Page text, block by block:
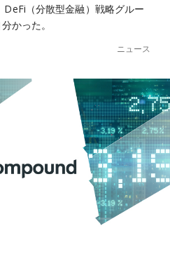
DeFi（分散型金融）戦略グルー
かった。
ニュース